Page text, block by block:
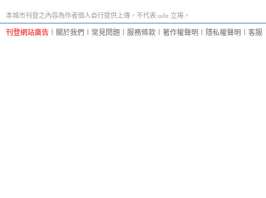
本城市刊登之內容為作者個人自行提供上傳，不代表 udn 立場。
刊登網站廣告 關於我們 常見問題 服務條款 著作權聲明 隱私權聲明 客服